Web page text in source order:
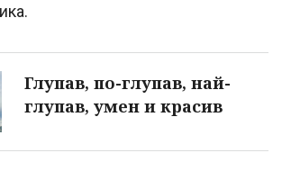
Глупав, по-глупав, най-
глупав, умен и красив